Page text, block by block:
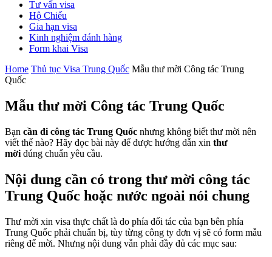
Tư vấn visa
Hộ Chiếu
Gia hạn visa
Kinh nghiệm đánh hàng
Form khai Visa
Home Thủ tục Visa Trung Quốc Mẫu thư mời Công tác Trung
Quốc
Mẫu thư mời Công tác Trung Quốc
Bạn cần đi công tác Trung Quốc nhưng không biết thư mời nên
viết thế nào? Hãy đọc bài này để được hướng dẫn xin thư
mời đúng chuẩn yêu cầu.
Nội dung cần có trong thư mời công tác
Trung Quốc hoặc nước ngoài nói chung
Thư mời xin visa thực chất là do phía đối tác của bạn bên phía
Trung Quốc phải chuẩn bị, tùy từng công ty đơn vị sẽ có form mẫu
riêng để mời. Nhưng nội dung vẫn phải đầy đủ các mục sau: